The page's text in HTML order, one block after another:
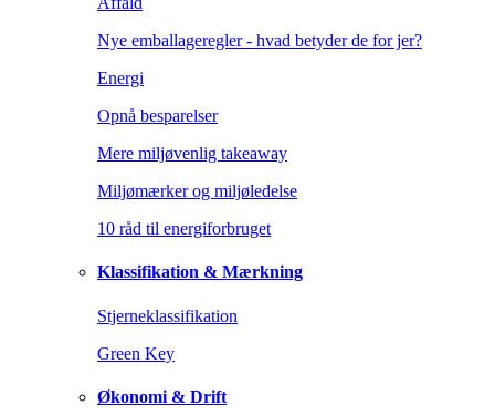
Nye emballageregler - hvad betyder de for jer?
Energi
Opnå besparelser
Mere miljøvenlig takeaway
Miljømærker og miljøledelse
10 råd til energiforbruget
Klassifikation & Mærkning
Stjerneklassifikation
Green Key
Økonomi & Drift